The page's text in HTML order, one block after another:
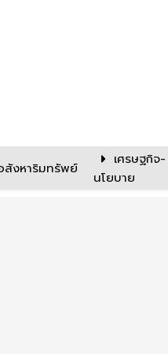
สังหาริมทรัพย์
เศรษฐกิจ-
นโยบาย